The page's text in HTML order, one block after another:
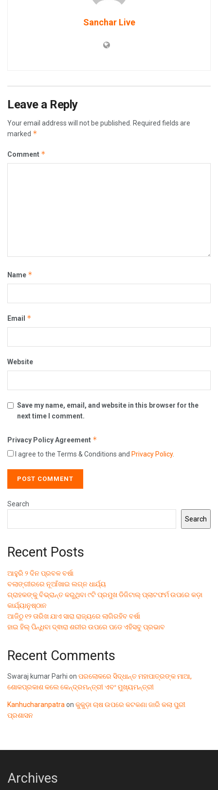
Sanchar Live
Leave a Reply
Your email address will not be published.
Required fields are
marked *
Comment *
Name *
Email *
Website
Save my name, email, and website in this browser for the
next time I comment.
Privacy Policy Agreement *
I agree to the Terms & Conditions and Privacy Policy.
Search
Search
Recent Posts
ଆହୁରି ୨ ଦିନ ପ୍ରବଳ ବର୍ଷା
ବଲାଙ୍ଗୀରରେ ନୂଆଁଖାଇ ଲଗ୍ନ ଧାର୍ଯ୍ୟ
ଗ୍ରାହକଙ୍କୁ ବିଭ୍ରାନ୍ତ କରୁଥିବା ୯ଟି ପ୍ରମୁଖ ଡିଜିଟାଲ୍ ପ୍ଲାଟଫର୍ମ ଉପରେ କଡ଼ା
କାର୍ଯ୍ୟାନୁଷ୍ଠାନ
ଆଜିଠୁ ୧୨ ତାରିଖ ଯାଏ ସାରା ରାଜ୍ୟରେ ଲାଗିରହିବ ବର୍ଷା
ହାଇ ହିଲ୍ ପିନ୍ଧିବା ଦ୍ଵାରା ଶରୀର ଉପରେ ପଡେ ଏହିସବୁ ପ୍ରଭାବ
Recent Comments
Swaraj kumar Parhi on ପରଲୋକରେ ସିଦ୍ଧାନ୍ତ ମହାପାତ୍ରଙ୍କ ମାଆ,
ଶୋକପ୍ରକାଶ କଲେ କେନ୍ଦ୍ରମନ୍ତ୍ରୀ ଏବଂ ମୁଖ୍ୟମନ୍ତ୍ରୀ
Kanhucharanpatraon କୁକୁଡ଼ା ଚାଷ ଉପରେ କଟକଣା ଜାରି କଲା ପୁରୀ
ପ୍ରଶାସନ
Archives